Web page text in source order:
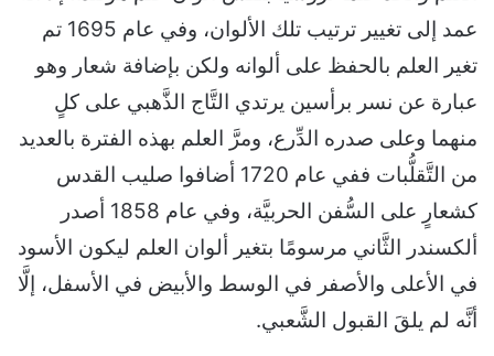
عمد إلى تغيير ترتيب تلك الألوان، وفي عام 1695 تم
تغير العلم بالحفظ على ألوانه ولكن بإضافة شعار وهو
عبارة عن نسر برأسين يرتدي التَّاج الذَّهبي على كلٍ
منهما وعلى صدره الدِّرع، ومرَّ العلم بهذه الفترة بالعديد
من التَّقلُّبات ففي عام 1720 أضافوا صليب القدس
كشعارٍ على السُّفن الحربيَّة، وفي عام 1858 أصدر
ألكسندر الثَّاني مرسومًا بتغير ألوان العلم ليكون الأسود
في الأعلى والأصفر في الوسط والأبيض في الأسفل، إلَّا
أنَّه لم يلقَ القبول الشَّعبي.